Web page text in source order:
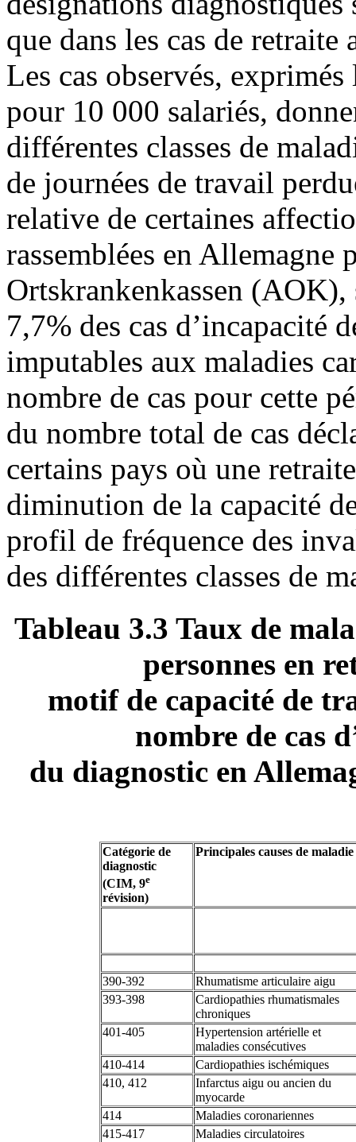
que dans les cas de
Les cas observés,
pour 10 000 salariés,
différentes classes de
de journées de travail
relative de certaines
rassemblées en Allemagne
Ortskrankenkassen
7,7% des cas d’incapacité
imputables aux maladies
nombre de cas pour cette
du nombre total de cas
certains pays où une
diminution de la capacité
profil de fréquence des
des différentes classes de
Tableau 3.3 Taux de
personnes en
motif de capacité de
nombre de cas
du diagnostic en
Catégorie de
diagnostic
(CIM, 9e
révision)
Principales causes de maladie
390-392
Rhumatisme articulaire aigu
393-398
Cardiopathies rhumatismales
chroniques
401-405
Hypertension artérielle et
maladies consécutives
410-414
Cardiopathies ischémiques
410, 412
Infarctus aigu ou ancien du
myocarde
414
Maladies coronariennes
415-417
Maladies circulatoires